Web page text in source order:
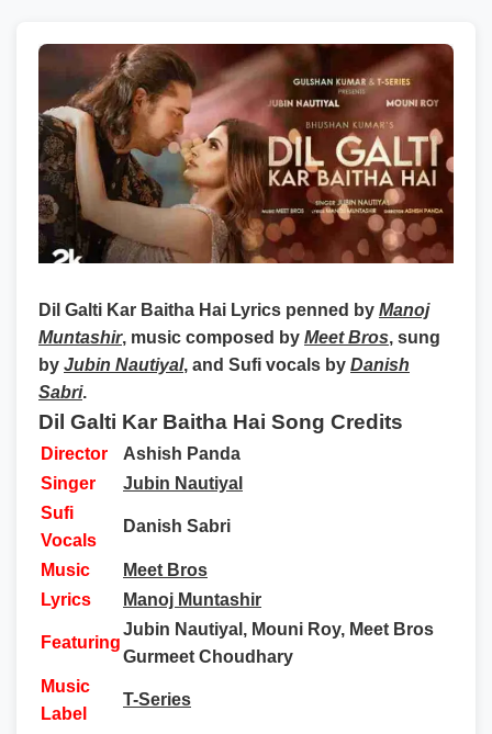
Dil Galti Kar Baitha Hai Lyrics penned by Manoj
Muntashir, music composed by Meet Bros, sung
by Jubin Nautiyal, and Sufi vocals by Danish
Sabri.
Dil Galti Kar Baitha Hai Song Credits
Director
Ashish Panda
Singer
Jubin Nautiyal
Sufi
Vocals
Danish Sabri
Music
Meet Bros
Lyrics
Manoj Muntashir
Featuring
Jubin Nautiyal, Mouni Roy, Meet Bros
Gurmeet Choudhary
Music
Label
T-Series